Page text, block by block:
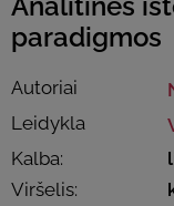
paradigmos
Autoriai
Leidykla
Kalba:
Viršelis: